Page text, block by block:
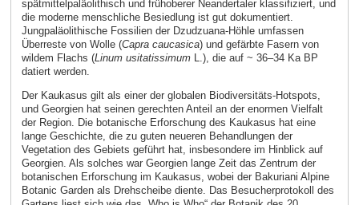
spätmittelpaläolithisch und frühoberer Neandertaler klassifiziert, und
die moderne menschliche Besiedlung ist gut dokumentiert.
Jungpaläolithische Fossilien der Dzudzuana-Höhle umfassen
Überreste von Wolle (Capra caucasica) und gefärbte Fasern von
wildem Flachs (Linum usitatissimumL.), die auf ~ 36–34 Ka BP
datiert werden.
Der Kaukasus gilt als einer der globalen Biodiversitäts-Hotspots,
und Georgien hat seinen gerechten Anteil an der enormen Vielfalt
der Region. Die botanische Erforschung des Kaukasus hat eine
lange Geschichte, die zu guten neueren Behandlungen der
Vegetation des Gebiets geführt hat, insbesondere im Hinblick auf
Georgien. Als solches war Georgien lange Zeit das Zentrum der
botanischen Erforschung im Kaukasus, wobei der Bakuriani Alpine
Botanic Garden als Drehscheibe diente. Das Besucherprotokoll des